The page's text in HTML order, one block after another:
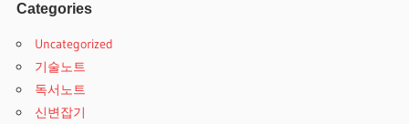
Categories
Uncategorized
기술노트
독서노트
신변잡기